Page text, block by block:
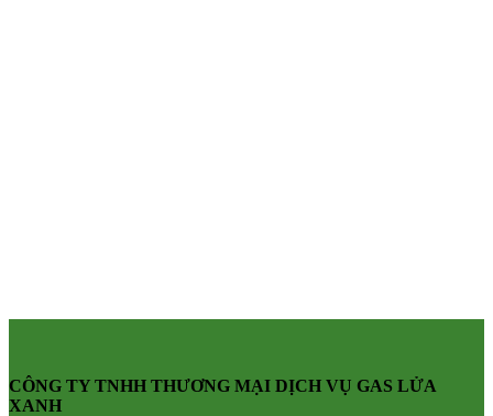
CÔNG TY TNHH THƯƠNG MẠI DỊCH VỤ GAS LỬA
XANH